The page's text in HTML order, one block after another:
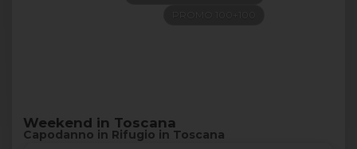
Weekend in Toscana
Capodanno in Rifugio in Toscana